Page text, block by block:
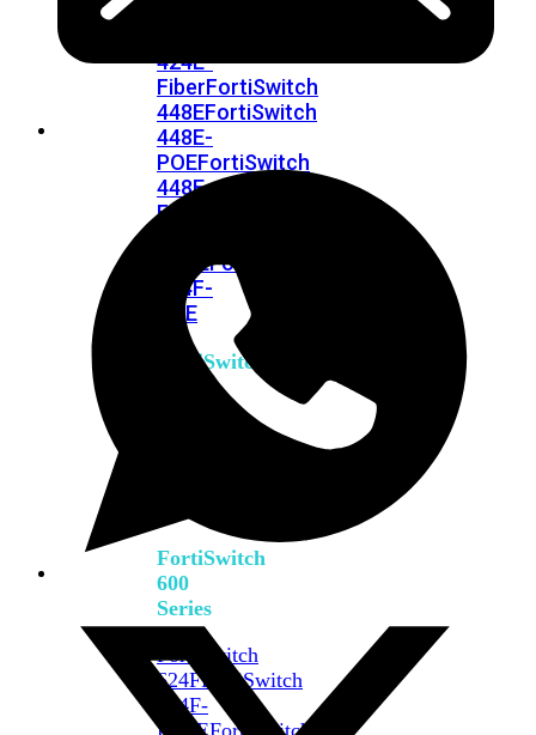
424E-
FiberFortiSwitch
448EFortiSwitch
448E-
POEFortiSwitch
448E-
FPOE
FPOEFortiSwitchRugged
424F-
POE
FortiSwitch
FortiSwitch
600
Series
FortiSwitch
624FFortiSwitch
624F-
FPOEFortiSwitch